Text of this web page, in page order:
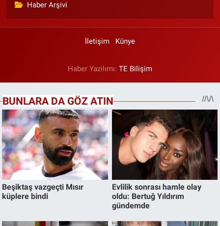
Haber Arşivi
İletişim Künye
Haber Yazılımı: TE Bilişim